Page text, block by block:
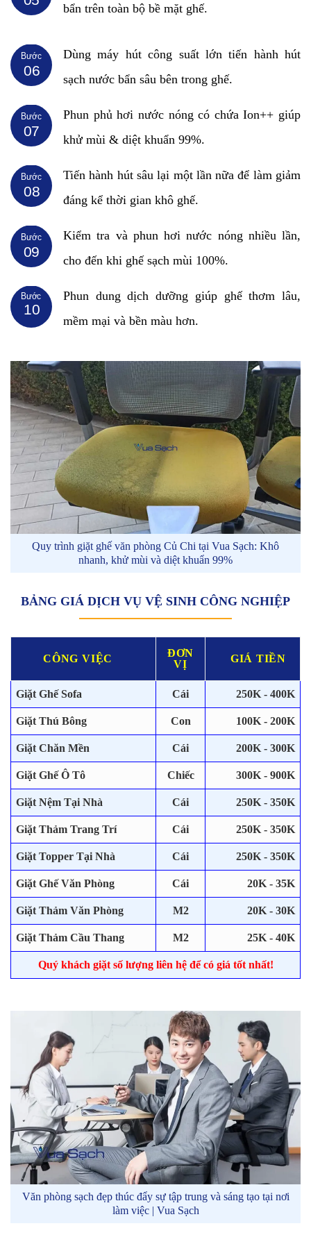
bẩn trên toàn bộ bề mặt ghế.
06
Bước
Dùng máy hút công suất lớn tiến hành hút
sạch nước bẩn sâu bên trong ghế.
07
Bước
Phun phủ hơi nước nóng có chứa Ion++ giúp
khử mùi & diệt khuẩn 99%.
08
Bước
Tiến hành hút sâu lại một lần nữa để làm giảm
đáng kể thời gian khô ghế.
09
Bước
Kiểm tra và phun hơi nước nóng nhiều lần,
cho đến khi ghế sạch mùi 100%.
10
Bước
Phun dung dịch dưỡng giúp ghế thơm lâu,
mềm mại và bền màu hơn.
Quy trình giặt ghế văn phòng Củ Chi tại Vua Sạch: Khô
nhanh, khử mùi và diệt khuẩn 99%
BẢNG GIÁ DỊCH VỤ VỆ SINH CÔNG NGHIỆP
CÔNG VIỆC
ĐƠN
VỊ
GIÁ TIỀN
Giặt Ghế Sofa Cái 250K - 400K
Giặt Thú Bông Con 100K - 200K
Giặt Chăn Mền Cái 200K - 300K
Giặt Ghế Ô Tô Chiếc 300K - 900K
Giặt Nệm Tại Nhà Cái 250K - 350K
Giặt Thảm Trang Trí Cái 250K - 350K
Giặt Topper Tại Nhà Cái 250K - 350K
Giặt Ghế Văn Phòng Cái 20K - 35K
Giặt Thảm Văn Phòng M2 20K - 30K
Giặt Thảm Cầu Thang M2 25K - 40K
Quý khách giặt số lượng liên hệ để có giá tốt nhất!
Văn phòng sạch đẹp thúc đẩy sự tập trung và sáng tạo tại nơi
làm việc | Vua Sạch